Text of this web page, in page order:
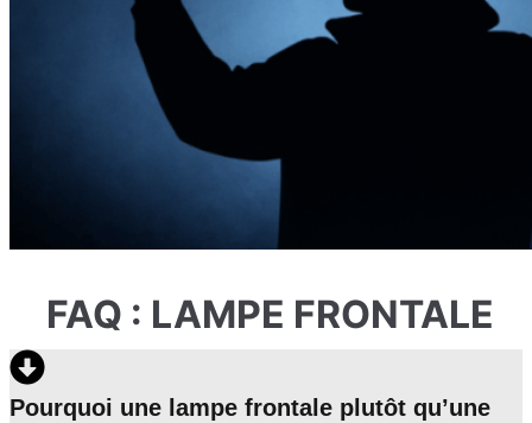
FAQ : LAMPE FRONTALE
Pourquoi une lampe frontale plutôt qu’une